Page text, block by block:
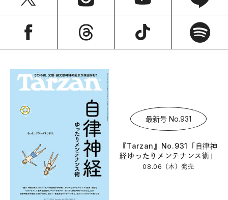
最新号 No.931
『Tarzan』No.931「自律神
経ゆったりメンテナンス術」
08.06（木）発売